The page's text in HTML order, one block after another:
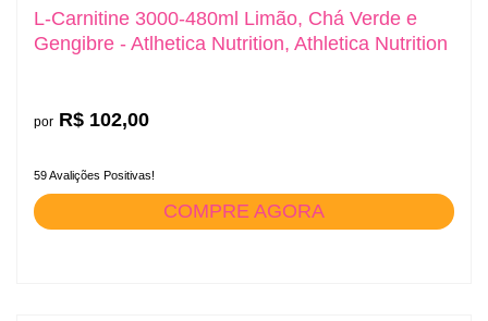
L-Carnitine 3000-480ml Limão, Chá Verde e
Gengibre - Atlhetica Nutrition, Athletica Nutrition
por R$ 102,00
59 Avalições Positivas!
COMPRE AGORA